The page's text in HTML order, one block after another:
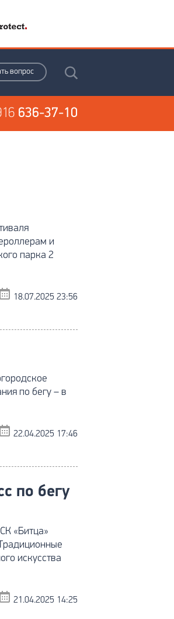
вопрос
636-37-10
и
парка 2
18.07.2025 23:56
по бегу – в
22.04.2025 17:46
по бегу
«Битца»
искусства
21.04.2025 14:25